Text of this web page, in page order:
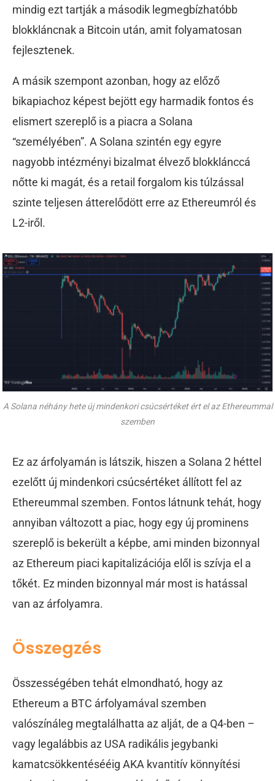
mindig ezt tartják a második legmegbízhatóbb
blokkláncnak a Bitcoin után, amit folyamatosan
fejlesztenek.
A másik szempont azonban, hogy az előző
bikapiachoz képest bejött egy harmadik fontos és
elismert szereplő is a piacra a Solana
“személyében”. A Solana szintén egy egyre
nagyobb intézményi bizalmat élvező blokklánccá
nőtte ki magát, és a retail forgalom kis túlzással
szinte teljesen átterelődött erre az Ethereumról és
L2-iről.
A Solana néhány hete új mindenkori csúcsértéket ért el az Ethereummal
szemben
Ez az árfolyamán is látszik, hiszen a Solana 2 héttel
ezelőtt új mindenkori csúcsértéket állított fel az
Ethereummal szemben. Fontos látnunk tehát, hogy
annyiban változott a piac, hogy egy új prominens
szereplő is bekerült a képbe, ami minden bizonnyal
az Ethereum piaci kapitalizációja elől is szívja el a
tőkét. Ez minden bizonnyal már most is hatással
van az árfolyamra.
Összegzés
Összességében tehát elmondható, hogy az
Ethereum a BTC árfolyamával szemben
valószínáleg megtalálhatta az alját, de a Q4-ben –
vagy legalábbis az USA radikális jegybanki
kamatcsökkentésééig AKA kvantitív könnyítési